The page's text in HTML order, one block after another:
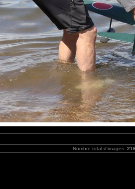
Nombre total d'images: